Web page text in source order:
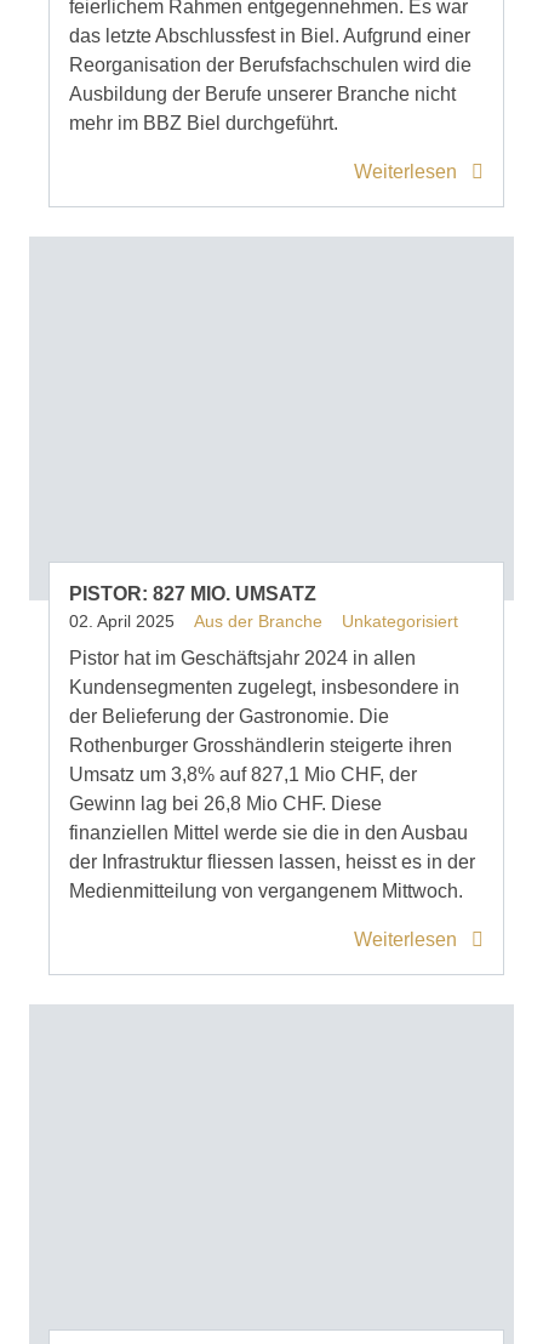
feierlichem Rahmen entgegennehmen. Es war
das letzte Abschlussfest in Biel. Aufgrund einer
Reorganisation der Berufsfachschulen wird die
Ausbildung der Berufe unserer Branche nicht
mehr im BBZ Biel durchgeführt.
Weiterlesen
PISTOR: 827 MIO. UMSATZ
02. April 2025 Aus der Branche Unkategorisiert
Pistor hat im Geschäftsjahr 2024 in allen
Kundensegmenten zugelegt, insbesondere in
der Belieferung der Gastronomie. Die
Rothenburger Grosshändlerin steigerte ihren
Umsatz um 3,8% auf 827,1 Mio CHF, der
Gewinn lag bei 26,8 Mio CHF. Diese
finanziellen Mittel werde sie die in den Ausbau
der Infrastruktur fliessen lassen, heisst es in der
Medienmitteilung von vergangenem Mittwoch.
Weiterlesen